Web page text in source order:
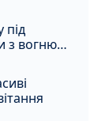
під
з вогню